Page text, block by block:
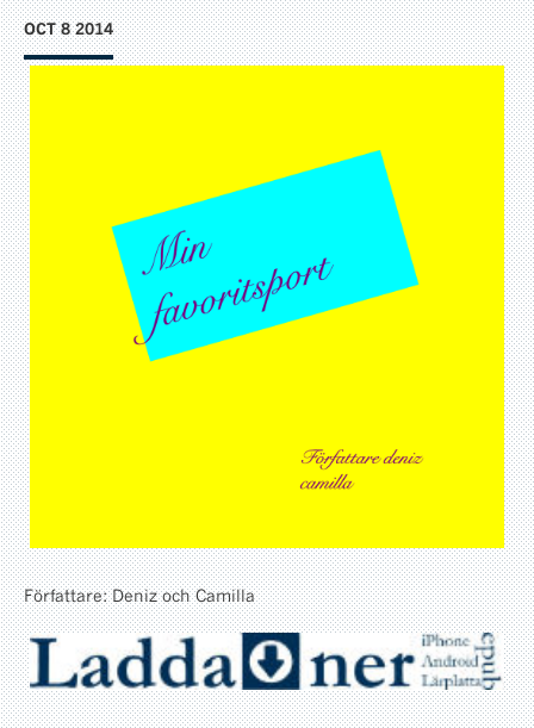
OCT 8 2014
Författare: Deniz och Camilla